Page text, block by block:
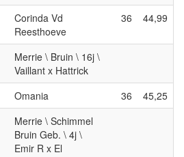
Corinda Vd
Reesthoeve
36 44,99
Merrie \ Bruin \ 16j \
Vaillant x Hattrick
Omania 36
45,25
Merrie \ Schimmel
Bruin Geb. \ 4j \
Emir R x El